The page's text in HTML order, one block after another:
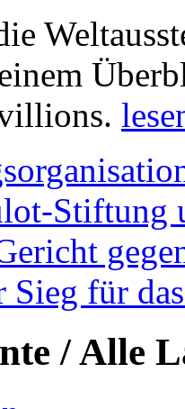
Stiftung
Sieg für
/ Alle